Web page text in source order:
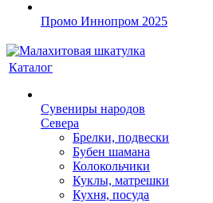
Промо Иннопром 2025
Каталог
Сувениры народов
Севера
Брелки, подвески
Бубен шамана
Колокольчики
Куклы, матрешки
Кухня, посуда